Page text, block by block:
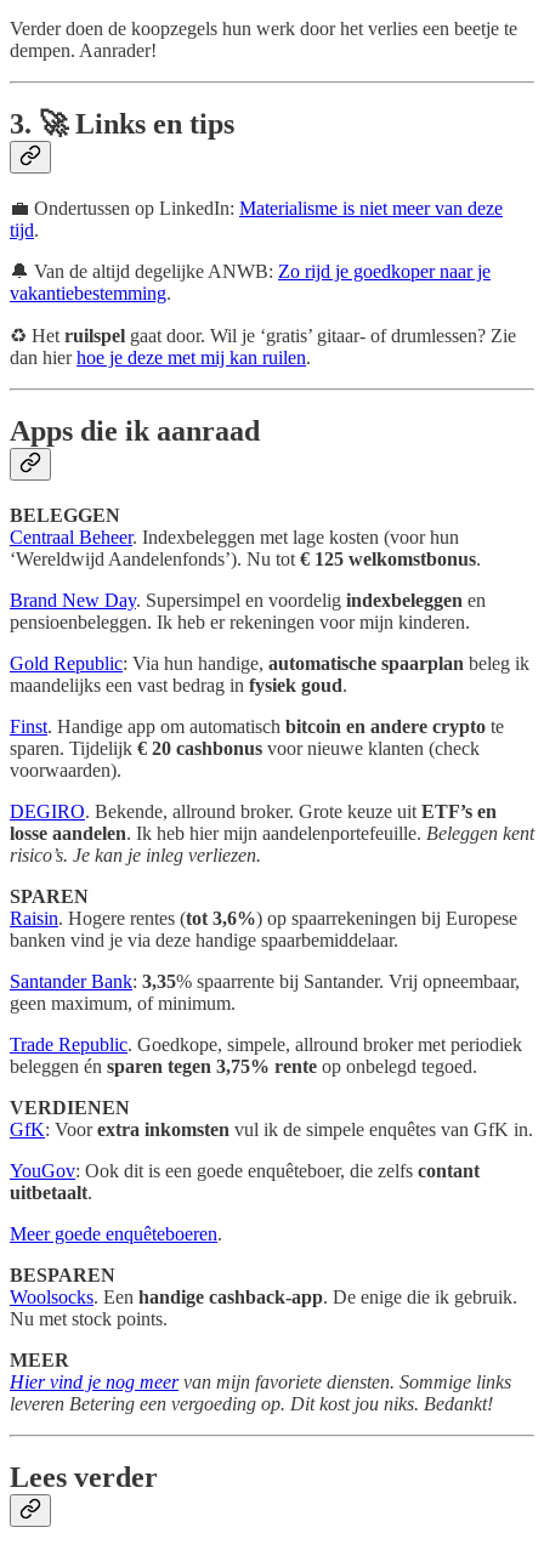
Verder doen de koopzegels hun werk door het verlies een beetje te
dempen. Aanrader!
3. 🚀Links en tips
💼 Ondertussen op LinkedIn: Materialisme is niet meer van deze
tijd.
🔔 Van de altijd degelijke ANWB: Zo rijd je goedkoper naar je
vakantiebestemming.
♻️ Het ruilspel gaat door. Wil je ‘gratis’ gitaar- of drumlessen? Zie
dan hierhoe je deze met mij kan ruilen.
Apps die ik aanraad
BELEGGEN
Centraal Beheer. Indexbeleggen met lage kosten (voor hun
‘Wereldwijd Aandelenfonds’). Nu tot € 125 welkomstbonus.
Brand New Day. Supersimpel en voordelig indexbeleggen en
pensioenbeleggen. Ik heb er rekeningen voor mijn kinderen.
Gold Republic: Via hun handige, automatische spaarplan beleg ik
maandelijks een vast bedrag in fysiek goud.
Finst. Handige app om automatisch bitcoin en andere crypto te
sparen. Tijdelijk € 20 cashbonus voor nieuwe klanten (check
voorwaarden).
DEGIRO. Bekende, allround broker. Grote keuze uit ETF’s en
losse aandelen. Ik heb hier mijn aandelenportefeuille. Beleggen kent
risico’s. Je kan je inleg verliezen.
SPAREN
Raisin. Hogere rentes (tot 3,6%) op spaarrekeningen bij Europese
banken vind je via deze handige spaarbemiddelaar.
Santander Bank: 3,35% spaarrente bij Santander. Vrij opneembaar,
geen maximum, of minimum.
Trade Republic. Goedkope, simpele, allround broker met periodiek
beleggen én sparen tegen 3,75% rente op onbelegd tegoed.
VERDIENEN
GfK: Voorextra inkomsten vul ik de simpele enquêtes van GfK in.
YouGov: Ook dit is een goede enquêteboer, die zelfs contant
uitbetaalt.
Meer goede enquêteboeren.
BESPAREN
Woolsocks. Een handige cashback-app. De enige die ik gebruik.
Nu met stock points.
MEER
Hier vind je nog meervan mijn favoriete diensten. Sommige links
leveren Betering een vergoeding op. Dit kost jou niks. Bedankt!
Lees verder